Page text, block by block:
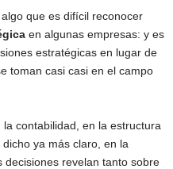
que es difícil reconocer
en algunas empresas: y es
estratégicas en lugar de
toman casi casi en el campo
contabilidad, en la estructura
ya más claro, en la
decisiones revelan tanto sobre